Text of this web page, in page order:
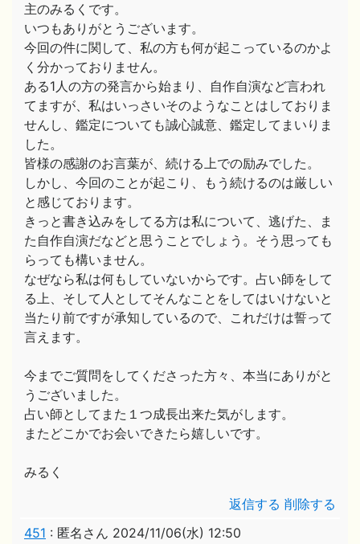
主のみるくです。
いつもありがとうございます。
今回の件に関して、私の方も何が起こっているのかよ
く分かっておりません。
ある1人の方の発言から始まり、自作自演など言われ
てますが、私はいっさいそのようなことはしておりま
せんし、鑑定についても誠心誠意、鑑定してまいりま
した。
皆様の感謝のお言葉が、続ける上での励みでした。
しかし、今回のことが起こり、もう続けるのは厳しい
と感じております。
きっと書き込みをしてる方は私について、逃げた、ま
た自作自演だなどと思うことでしょう。そう思っても
らっても構いません。
なぜなら私は何もしていないからです。占い師をして
る上、そして人としてそんなことをしてはいけないと
当たり前ですが承知しているので、これだけは誓って
言えます。
今までご質問をしてくださった方々、本当にありがと
うございました。
占い師としてまた１つ成長出来た気がします。
またどこかでお会いできたら嬉しいです。
みるく
返信する 削除する
451 : 匿名さん 2024/11/06(水) 12:50